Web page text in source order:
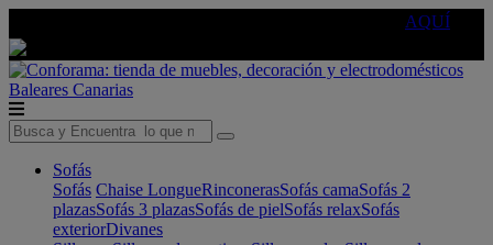
AQUÍ
Baleares Canarias
Sofás
Sofás Chaise LongueRinconerasSofás camaSofás 2
plazasSofás 3 plazasSofás de pielSofás relaxSofás
exteriorDivanes